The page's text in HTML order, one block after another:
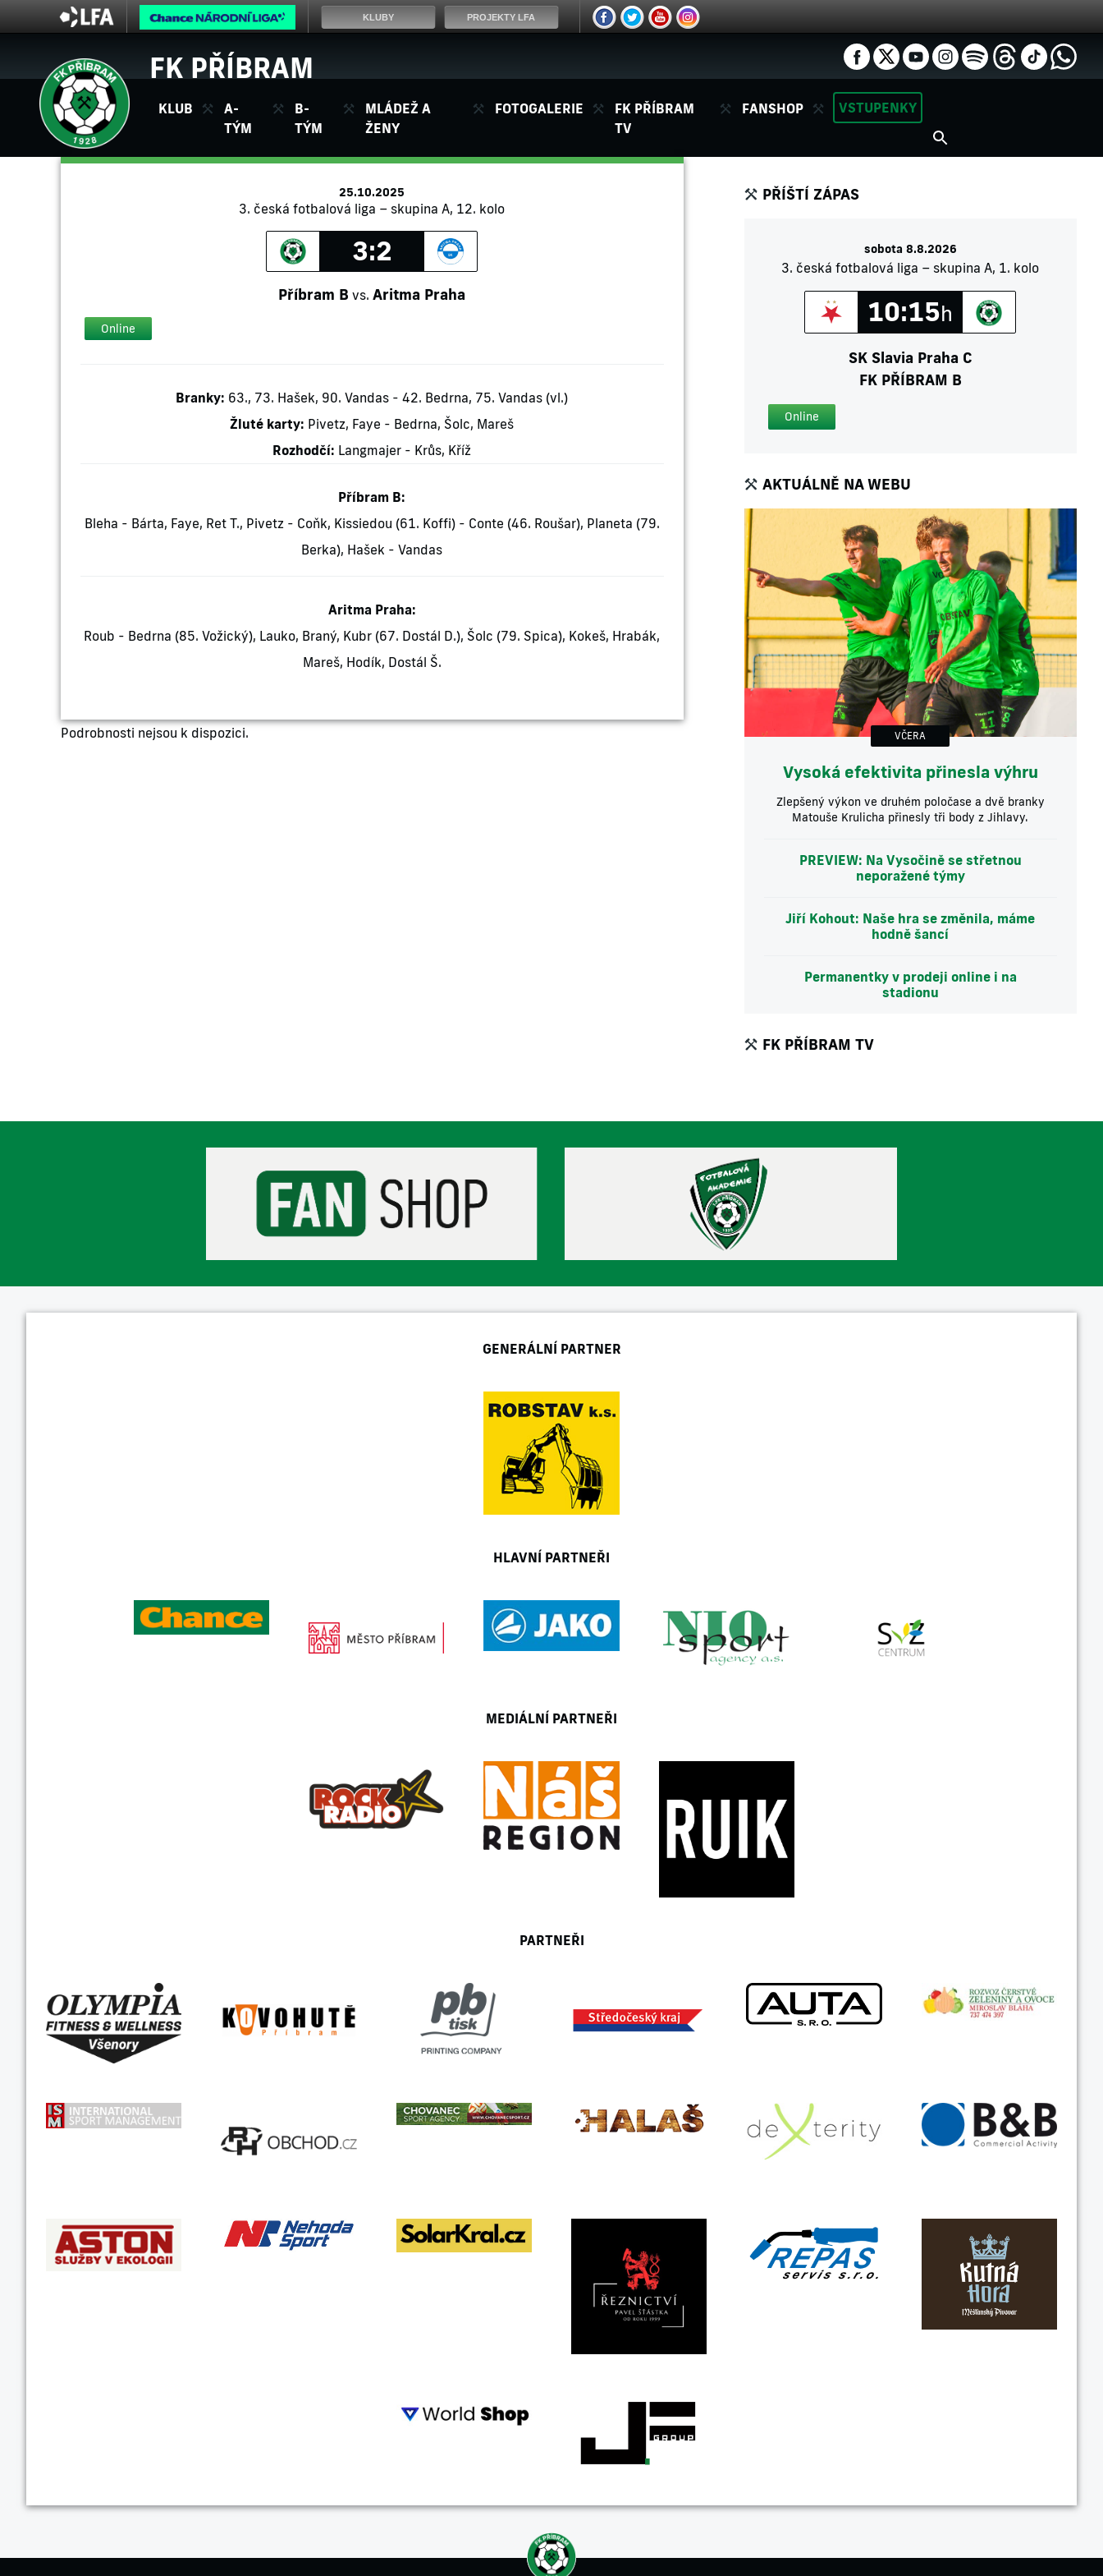
FK PŘÍBRAM
KLUB
A-
TÝM
B-
TÝM
MLÁDEŽ A
ŽENY
FOTOGALERIE
FK PŘÍBRAM
TV
FANSHOP VSTUPENKY
25.10.2025
3. česká fotbalová liga – skupina A, 12. kolo
3:2
Příbram B vs.Aritma Praha
Online
Branky: 63., 73. Hašek, 90. Vandas - 42. Bedrna, 75. Vandas (vl.)
Žluté karty: Pivetz, Faye - Bedrna, Šolc, Mareš
Rozhodčí: Langmajer - Krůs, Kříž
Příbram B:
Bleha - Bárta, Faye, Ret T., Pivetz - Coňk, Kissiedou (61. Koffi) - Conte (46. Roušar), Planeta (79.
Berka), Hašek - Vandas
Aritma Praha:
Roub - Bedrna (85. Vožický), Lauko, Braný, Kubr (67. Dostál D.), Šolc (79. Spica), Kokeš, Hrabák,
Mareš, Hodík, Dostál Š.
Podrobnosti nejsou k dispozici.
PŘÍŠTÍ ZÁPAS
sobota 8.8.2026
3. česká fotbalová liga – skupina A, 1. kolo
10:15h
SK Slavia Praha C
FK PŘÍBRAM B
Online
AKTUÁLNĚ NA WEBU
VČERA
Vysoká efektivita přinesla výhru
Zlepšený výkon ve druhém poločase a dvě branky
Matouše Krulicha přinesly tři body z Jihlavy.
PREVIEW: Na Vysočině se střetnou
neporažené týmy
Jiří Kohout: Naše hra se změnila, máme
hodně šancí
Permanentky v prodeji online i na
stadionu
FK PŘÍBRAM TV
GENERÁLNÍ PARTNER
HLAVNÍ PARTNEŘI
MEDIÁLNÍ PARTNEŘI
PARTNEŘI
KLUBY PROJEKTY LFA